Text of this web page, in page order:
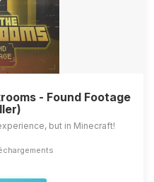
- Found Footage
but in Minecraft!